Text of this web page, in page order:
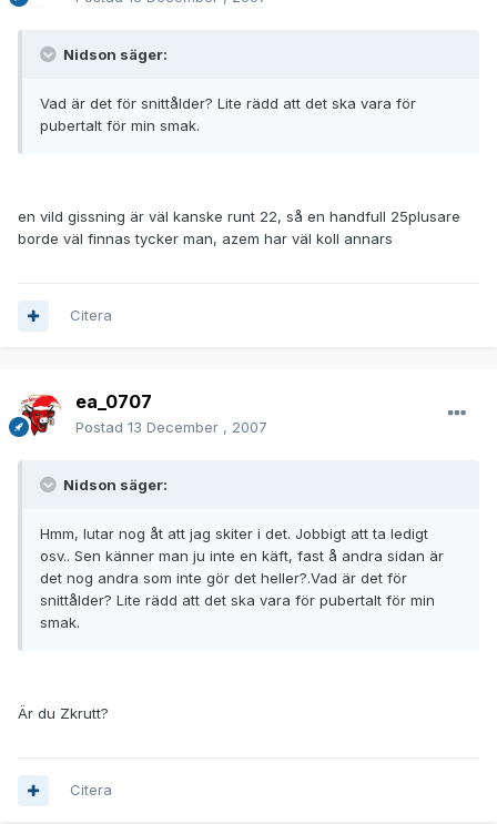
Nidson säger:
Vad är det för snittålder? Lite rädd att det ska vara för
pubertalt för min smak.
en vild gissning är väl kanske runt 22, så en handfull 25plusare
borde väl finnas tycker man, azem har väl koll annars
Citera
ea_0707
Postad 13 December , 2007
Nidson säger:
Hmm, lutar nog åt att jag skiter i det. Jobbigt att ta ledigt
osv.. Sen känner man ju inte en käft, fast å andra sidan är
det nog andra som inte gör det heller?.Vad är det för
snittålder? Lite rädd att det ska vara för pubertalt för min
smak.
Är du Zkrutt?
Citera